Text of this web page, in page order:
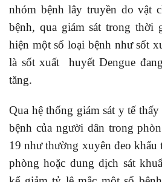
nhóm bệnh lây truyền do vật
bệnh, qua giám sát trong thời
hiện một số loại bệnh như sốt
là sốt xuất huyết Dengue
tăng.
Qua hệ thống giám sát y tế
bệnh của người dân trong
19 như thường xuyên đeo khẩu
phòng hoặc dung dịch sát